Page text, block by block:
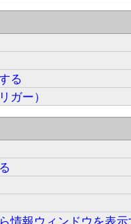
る
ガー）
情報ウィンドウを表示